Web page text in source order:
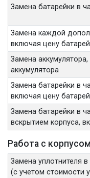
Замена батарейки в
Замена каждой
включая цену
Замена
аккумулятора
Замена батарейки в
включая цену
Замена батарейки в
вскрытием корпуса,
Работа с
Замена уплотнителя
(с учетом стоимости